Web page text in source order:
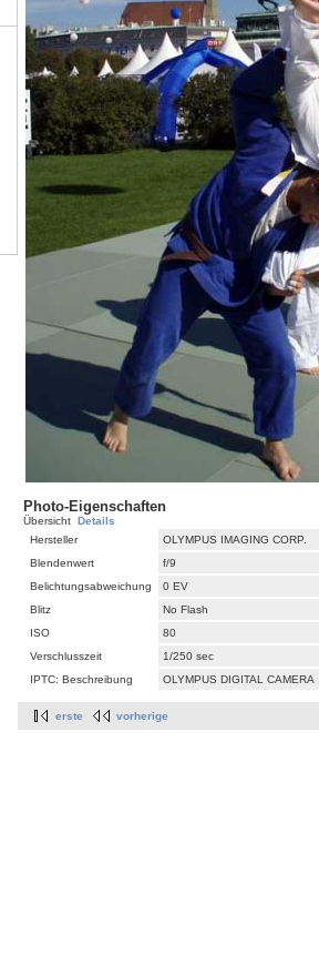
Photo-Eigenschaften
Übersicht Details
Hersteller
OLYMPUS IMAGING CORP.
Blendenwert
f/9
Belichtungsabweichung
0 EV
Blitz
No Flash
ISO
80
Verschlusszeit
1/250 sec
IPTC: Beschreibung
OLYMPUS DIGITAL CAMERA
erste vorherige